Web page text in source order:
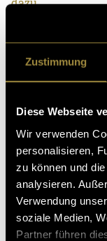
Zustimmung
Diese Webseite
Wir verwenden
personalisieren,
zu können und
analysieren.
Verwendung
soziale Medien,
Partner führen
Du willst sehen,